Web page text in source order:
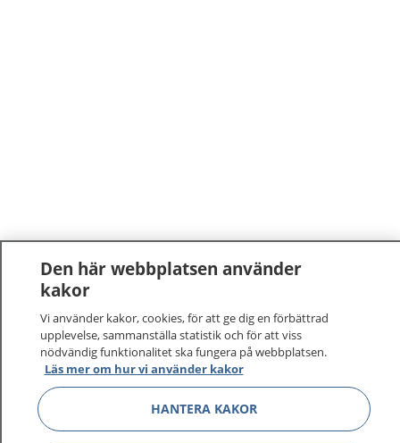
Den här webbplatsen använder
kakor
Vi använder kakor, cookies, för att ge dig en förbättrad
upplevelse, sammanställa statistik och för att viss
nödvändig funktionalitet ska fungera på webbplatsen.
Läs mer om hur vi använder kakor
HANTERA KAKOR